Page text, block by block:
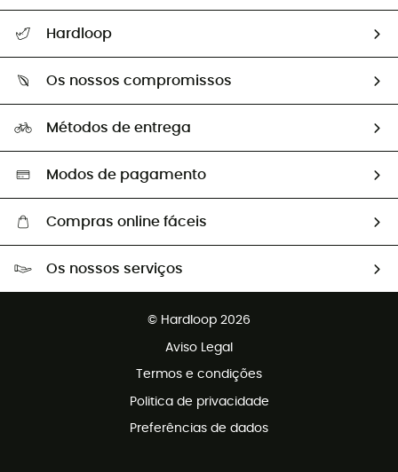
Guia de tamanhos
Trocas & Devoluções
Hardloop
Os nossos embaixadores
Os nossos compromissos
Seleção eco-responsável
Métodos de entrega
Modos de pagamento
Compras online fáceis
Os nossos serviços
© Hardloop 2026
Aviso Legal
Termos e condições
Politica de privacidade
Preferências de dados